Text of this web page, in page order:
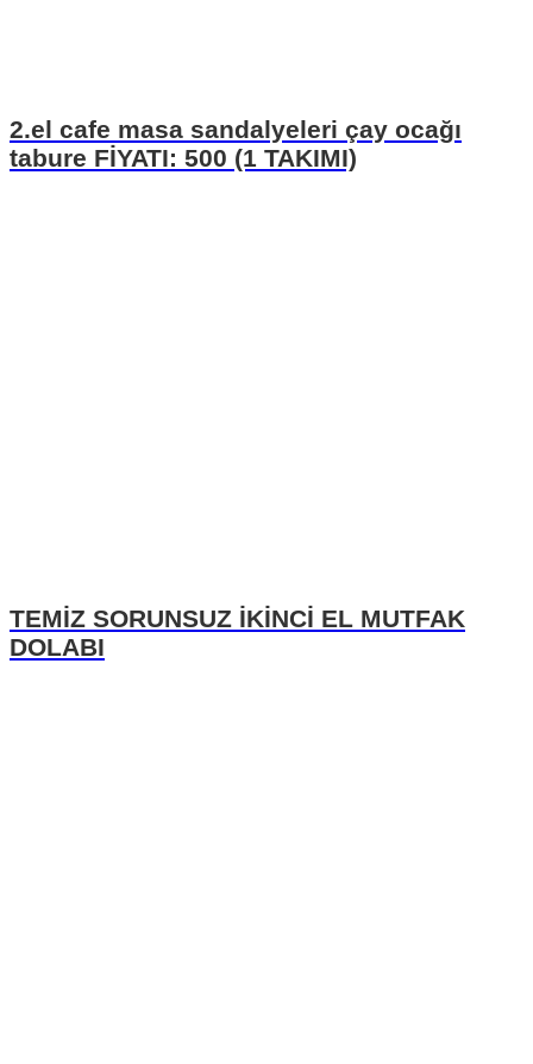
2.el cafe masa sandalyeleri çay ocağı
tabure FİYATI: 500 (1 TAKIMI)
TEMİZ SORUNSUZ İKİNCİ EL MUTFAK
DOLABI